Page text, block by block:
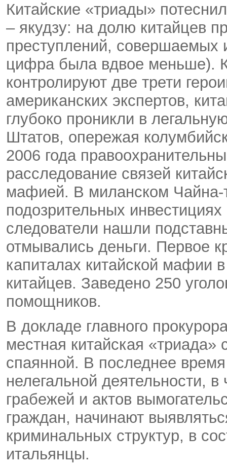
Китайские «триады»
– якудзу: на долю китайцев
преступлений, совершаемых
цифра была вдвое меньше).
контролируют две трети
американских экспертов,
глубоко проникли в
Штатов, опережая
2006 года
расследование связей
мафией. В миланском Чайна-
подозрительных
следователи нашли
отмывались деньги. Первое
капиталах китайской мафии
китайцев. Заведено 250
помощников.
В докладе главного
местная китайская «триада»
спаянной. В последнее
нелегальной деятельности,
грабежей и актов
граждан, начинают
криминальных структур, в
итальянцы.